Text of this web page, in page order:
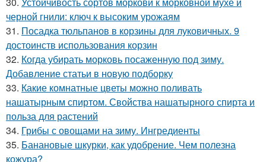
черной гнили: ключ к высоким урожаям
31. Посадка тюльпанов в корзины для луковичных. 9
достоинств использования корзин
32. Когда убирать морковь посаженную под зиму.
Добавление статьи в новую подборку
33. Какие комнатные цветы можно поливать
нашатырным спиртом. Свойства нашатырного спирта и
польза для растений
34. Грибы с овощами на зиму. Ингредиенты
35. Банановые шкурки, как удобрение. Чем полезна
кожура?